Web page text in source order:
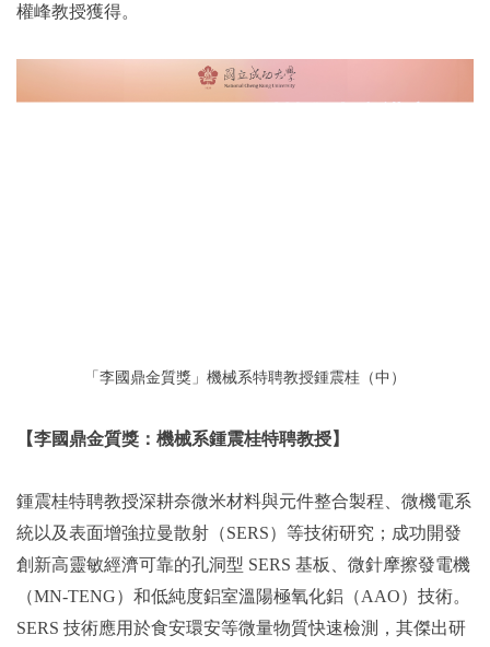
權峰教授獲得。
「李國鼎金質獎」機械系特聘教授鍾震桂（中）
【李國鼎金質獎：機械系鍾震桂特聘教授】
鍾震桂特聘教授深耕奈微米材料與元件整合製程、微機電系
統以及表面增強拉曼散射（SERS）等技術研究；成功開發
創新高靈敏經濟可靠的孔洞型 SERS 基板、微針摩擦發電機
（MN-TENG）和低純度鋁室溫陽極氧化鋁（AAO）技術。
SERS 技術應用於食安環安等微量物質快速檢測，其傑出研